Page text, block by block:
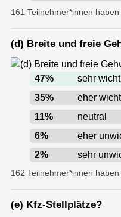
161 Teilnehmer*innen haben
(d) Breite und freie
47%
sehr
35%
eher
11%
neutral
6%
eher
2% sehr
162 Teilnehmer*innen
(e) Kfz-Stellplätze?